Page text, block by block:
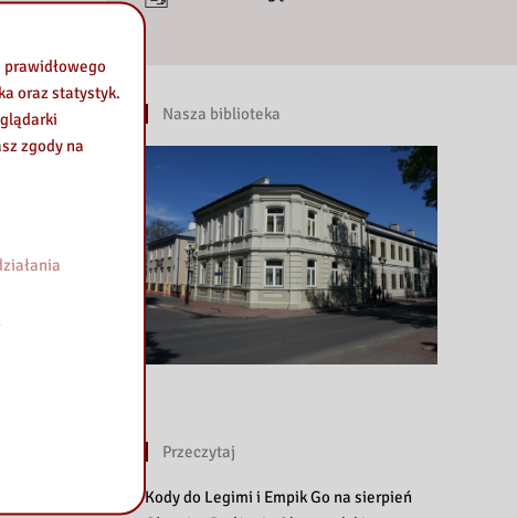
Nasza biblioteka
Przeczytaj
Kody do Legimi i Empik Go na sierpień
oraz statystyk.
zgody na